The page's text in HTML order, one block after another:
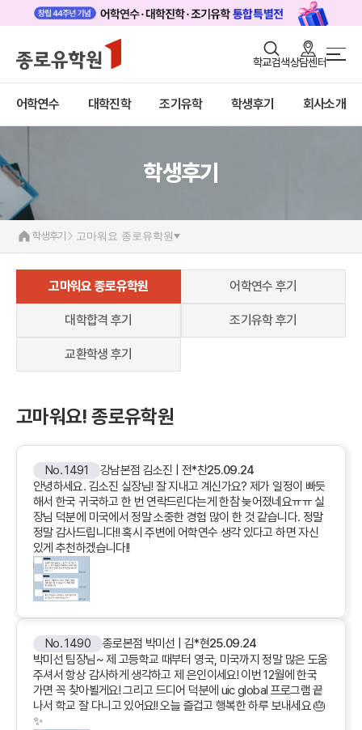
학교검색상담센터
어학연수 대학진학 조기유학 학생후기 회사소개
로그인 회원가입
어학연수
대학진학
프로그램
학생후기
고객서비스
유학가이드
종로유학원
고마워요! 종로유학원
어학연수 후기
교환학생 후기
학생후기
학생후기 고마워요 종로유학원
고마워요 종로유학원 어학연수 후기
대학합격 후기 조기유학 후기
교환학생 후기
고마워요! 종로유학원
No. 1491 강남본점 김소진 | 전*찬25.09.24
안녕하세요. 김소진 실장님! 잘 지내고 계신가요? 제가 일정이 빠듯
해서 한국 귀국하고 한 번 연락드린다는게 한참 늦어졌네요ㅠㅠ 실
장님 덕분에 미국에서 정말 소중한 경험 많이 한 것 같습니다. 정말
정말 감사드립니다!! 혹시 주변에 어학연수 생각 있다고 하면 자신
있게 추천하겠습니다!!
No. 1490 종로본점 박미선 | 김*현25.09.24
박미선 팀장님~ 제 고등학교 때부터 영국, 미국까지 정말 많은 도움
주셔서 항상 감사하게 생각하고 제 은인이세요! 이번 12월에 한국
가면 꼭 찾아뵐게요! 그리고 드디어 덕분에 uic global 프로그램 끝
나서 학교 잘 다니고 있어요!! 오늘 즐겁고 행복한 하루 보내세요 🎂
✨